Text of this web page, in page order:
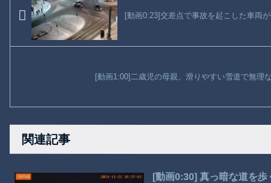
[動画0:23]交差点で事故を起こした車両
[動画1:00]二歳児の母親、滑りやすい雪道で無理
関連記事
[動画0:30] 真っ暗な道を